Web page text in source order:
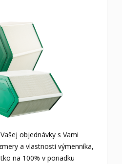
objednávky s Vami
a vlastnosti výmenníka,
na 100% v poriadku